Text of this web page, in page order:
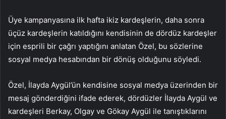
Üye kampanyasına ilk hafta ikiz kardeşlerin, daha sonra
üçüz kardeşlerin katıldığını kendisinin de dördüz kardeşler
için esprili bir çağrı yaptığını anlatan Özel, bu sözlerine
sosyal medya hesabından bir dönüş olduğunu söyledi.
Özel, İlayda Aygül’ün kendisine sosyal medya üzerinden bir
mesaj gönderdiğini ifade ederek, dördüzler İlayda Aygül ve
kardeşleri Berkay, Olgay ve Gökay Aygül ile tanıştıklarını